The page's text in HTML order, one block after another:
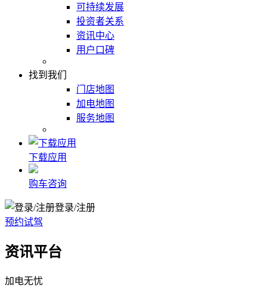
可持续发展
投资者关系
资讯中心
用户口碑
找到我们
门店地图
加电地图
服务地图
下载应用
购车咨询
登录/注册
预约试驾
资讯平台
加电无忧